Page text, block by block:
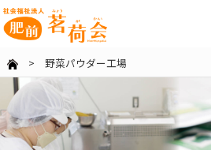
> 野菜パウダー工場